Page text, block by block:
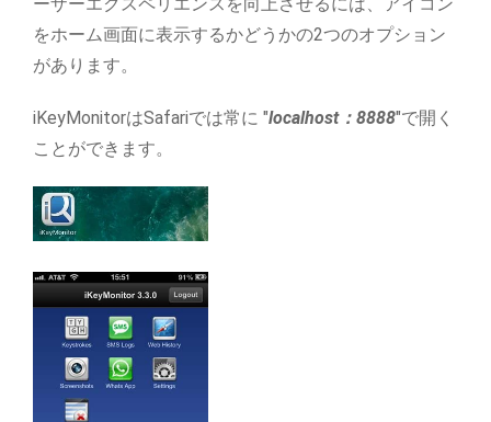
をホーム画面に表示するかどうかの2つのオプション
があります。
iKeyMonitorはSafariでは常に "localhost：8888"で開く
ことができます。